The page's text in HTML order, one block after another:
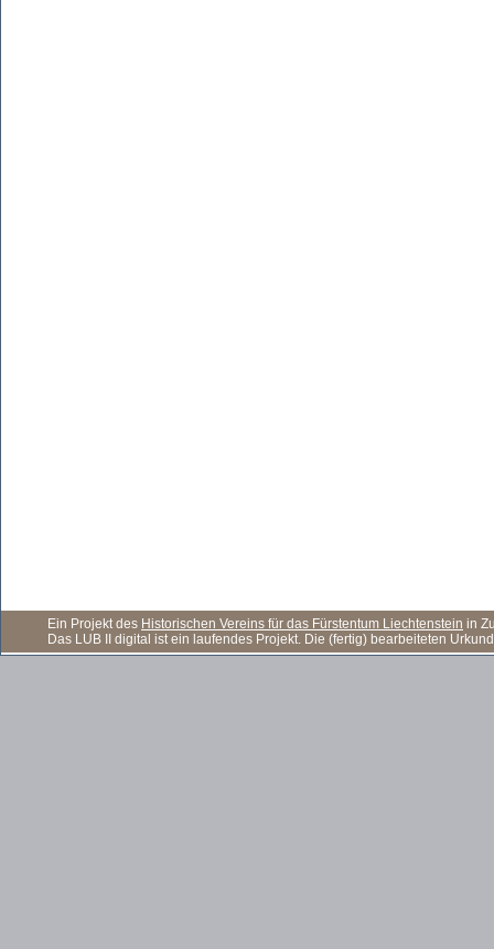
Ein Projekt des Historischen Vereins für das Fürstentum Liechtenstein in
Das LUB II digital ist ein laufendes Projekt. Die (fertig) bearbeiteten